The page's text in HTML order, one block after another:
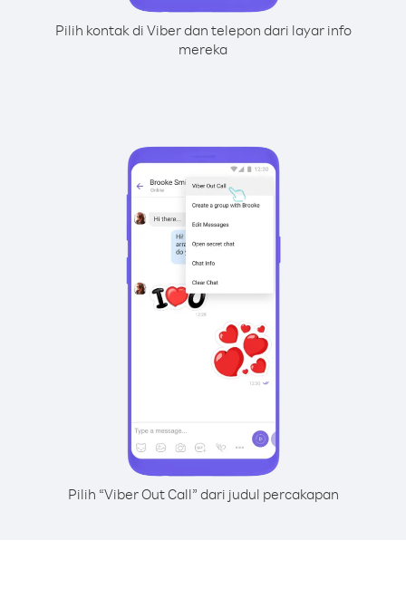
Pilih kontak di Viber dan telepon dari layar info
mereka
Pilih “Viber Out Call” dari judul percakapan